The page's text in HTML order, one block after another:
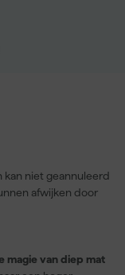
kan niet geannuleerd
afwijken door
magie van diep mat